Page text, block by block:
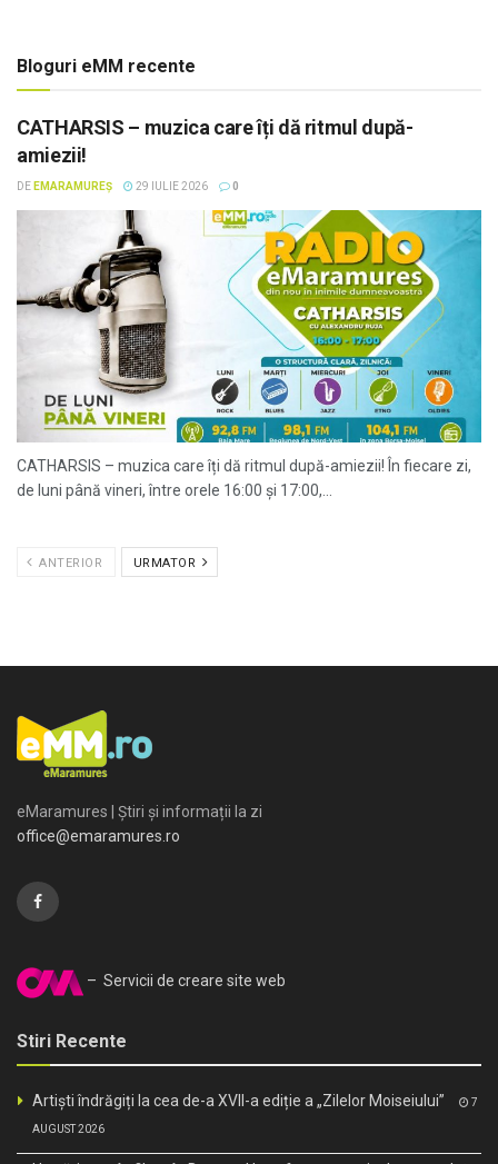
Bloguri eMM recente
CATHARSIS – muzica care îți dă ritmul după-
amiezii!
DE EMARAMUREȘ 29 IULIE 2026 0
CATHARSIS – muzica care îți dă ritmul după-amiezii! În fiecare zi,
de luni până vineri, între orele 16:00 și 17:00,...
ANTERIOR URMATOR
eMaramures | Știri și informații la zi
office@emaramures.ro
– Servicii de creare site web
Stiri Recente
Artiști îndrăgiți la cea de-a XVII-a ediție a „Zilelor Moiseiului” 7
AUGUST 2026